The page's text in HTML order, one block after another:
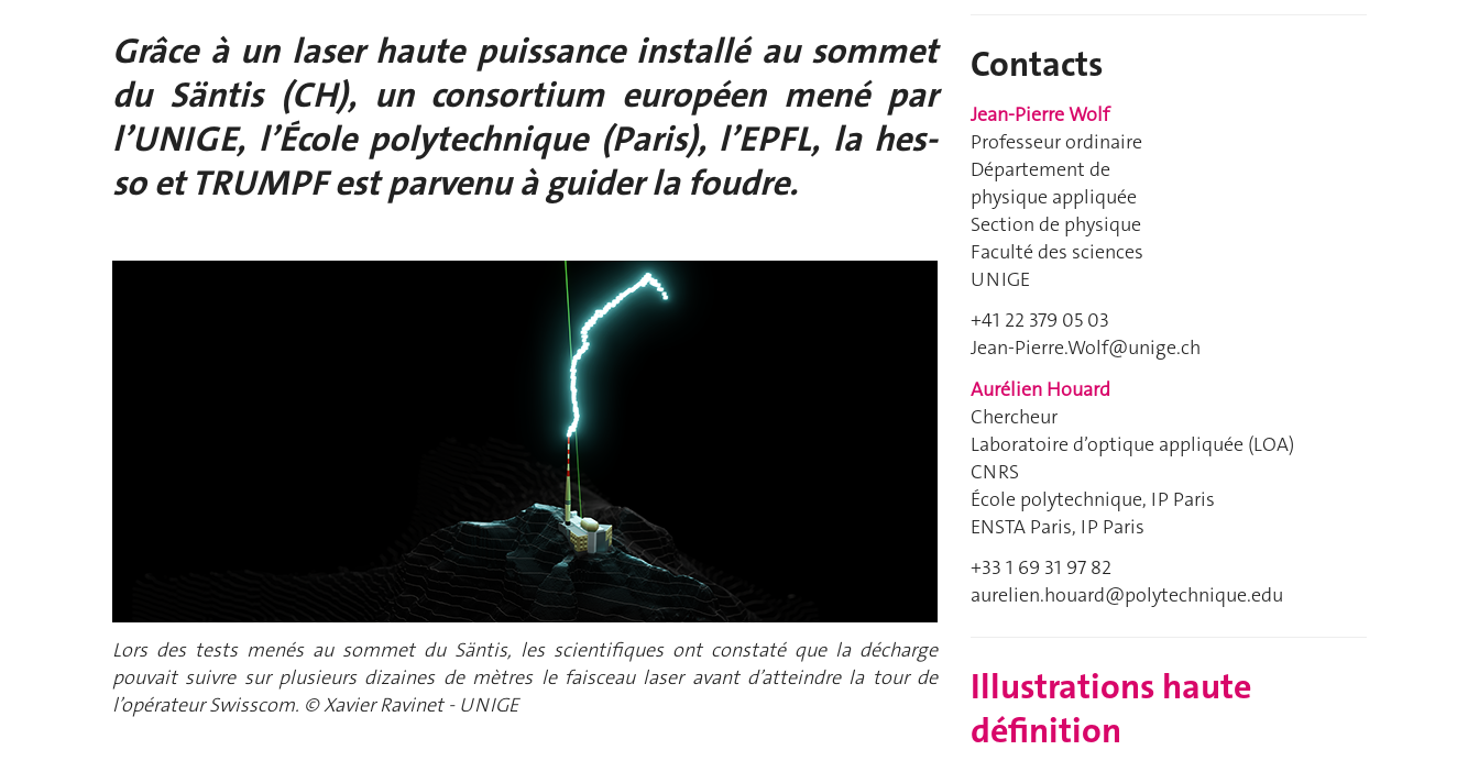
Grâce à un laser haute puissance installé au sommet
du Säntis (CH), un consortium européen mené par
l’UNIGE, l’École polytechnique (Paris), l’EPFL, la hes-
so et TRUMPF est parvenu à guider la foudre.
Lors des tests menés au sommet du Säntis, les scientifiques ont constaté que la décharge
pouvait suivre sur plusieurs dizaines de mètres le faisceau laser avant d’atteindre la tour de
l’opérateur Swisscom. © Xavier Ravinet - UNIGE
Contacts
Jean-Pierre Wolf
Professeur ordinaire
Département de
physique appliquée
Section de physique
Faculté des sciences
UNIGE
+41 22 379 05 03
Jean-Pierre.Wolf@unige.ch
Aurélien Houard
Chercheur
Laboratoire d’optique appliquée (LOA)
CNRS
École polytechnique, IP Paris
ENSTA Paris, IP Paris
+33 1 69 31 97 82
aurelien.houard@polytechnique.edu
Illustrations haute
définition